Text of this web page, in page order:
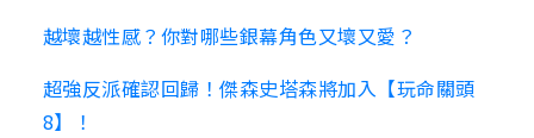
越壞越性感？你對哪些銀幕角色又壞又愛？
超強反派確認回歸！傑森史塔森將加入【玩命關頭
8】！